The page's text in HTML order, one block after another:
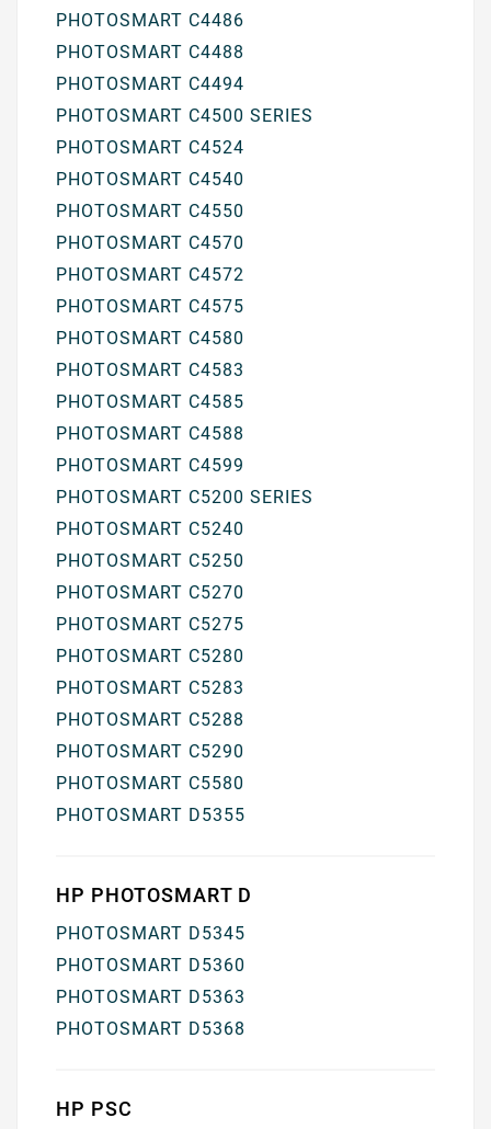
PHOTOSMART C4486
PHOTOSMART C4488
PHOTOSMART C4494
PHOTOSMART C4500 SERIES
PHOTOSMART C4524
PHOTOSMART C4540
PHOTOSMART C4550
PHOTOSMART C4570
PHOTOSMART C4572
PHOTOSMART C4575
PHOTOSMART C4580
PHOTOSMART C4583
PHOTOSMART C4585
PHOTOSMART C4588
PHOTOSMART C4599
PHOTOSMART C5200 SERIES
PHOTOSMART C5240
PHOTOSMART C5250
PHOTOSMART C5270
PHOTOSMART C5275
PHOTOSMART C5280
PHOTOSMART C5283
PHOTOSMART C5288
PHOTOSMART C5290
PHOTOSMART C5580
PHOTOSMART D5355
HP PHOTOSMART D
PHOTOSMART D5345
PHOTOSMART D5360
PHOTOSMART D5363
PHOTOSMART D5368
HP PSC